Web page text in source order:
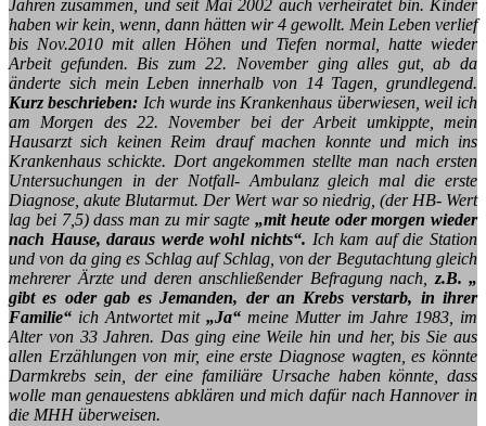
Jahren zusammen, und seit Mai 2002 auch verheiratet bin. Kinder
haben wir kein, wenn, dann hätten wir 4 gewollt. Mein Leben verlief
bis Nov.2010 mit allen Höhen und Tiefen normal, hatte wieder
Arbeit gefunden. Bis zum 22. November ging alles gut, ab da
änderte sich mein Leben innerhalb von 14 Tagen, grundlegend.
Kurz beschrieben: Ich wurde ins Krankenhaus überwiesen, weil ich
am Morgen des 22. November bei der Arbeit umkippte, mein
Hausarzt sich keinen Reim drauf machen konnte und mich ins
Krankenhaus schickte. Dort angekommen stellte man nach ersten
Untersuchungen in der Notfall- Ambulanz gleich mal die erste
Diagnose, akute Blutarmut. Der Wert war so niedrig, (der HB- Wert
lag bei 7,5) dass man zu mir sagte „mit heute oder morgen wieder
nach Hause, daraus werde wohl nichts“. Ich kam auf die Station
und von da ging es Schlag auf Schlag, von der Begutachtung gleich
mehrerer Ärzte und deren anschließender Befragung nach, z.B. „
gibt es oder gab es Jemanden, der an Krebs verstarb, in ihrer
Familie“ ich Antwortet mit„Ja“ meine Mutter im Jahre 1983, im
Alter von 33 Jahren. Das ging eine Weile hin und her, bis Sie aus
allen Erzählungen von mir, eine erste Diagnose wagten, es könnte
Darmkrebs sein, der eine familiäre Ursache haben könnte, dass
wolle man genauestens abklären und mich dafür nach Hannover in
die MHH überweisen.